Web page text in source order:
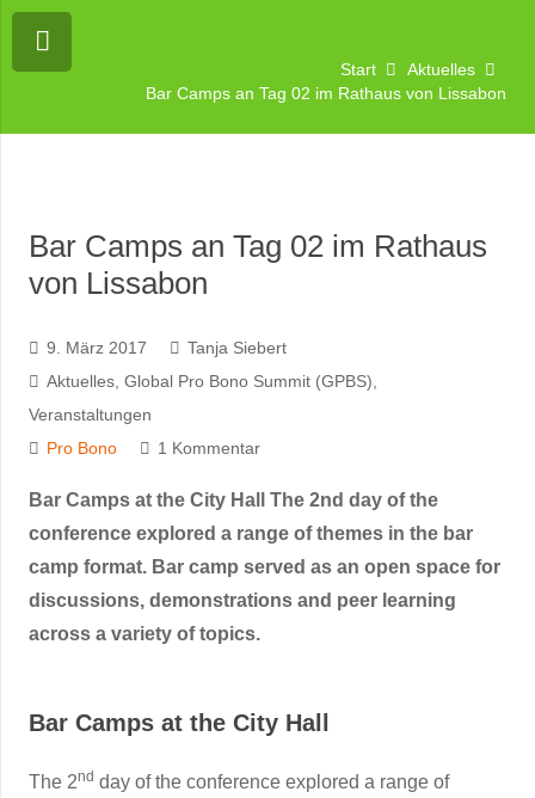
Start
Aktuelles
Bar Camps an Tag 02 im Rathaus von Lissabon
Bar Camps an Tag 02 im Rathaus
von Lissabon
9. März 2017
Tanja Siebert
Aktuelles, Global Pro Bono Summit (GPBS)
Veranstaltungen
Pro Bono
1 Kommentar
Bar Camps at the City Hall The 2nd day of the
conference explored a range of themes in the bar
camp format. Bar camp served as an open space for
discussions, demonstrations and peer learning
across a variety of topics.
Bar Camps at the City Hall
The 2nd day of the conference explored a range of